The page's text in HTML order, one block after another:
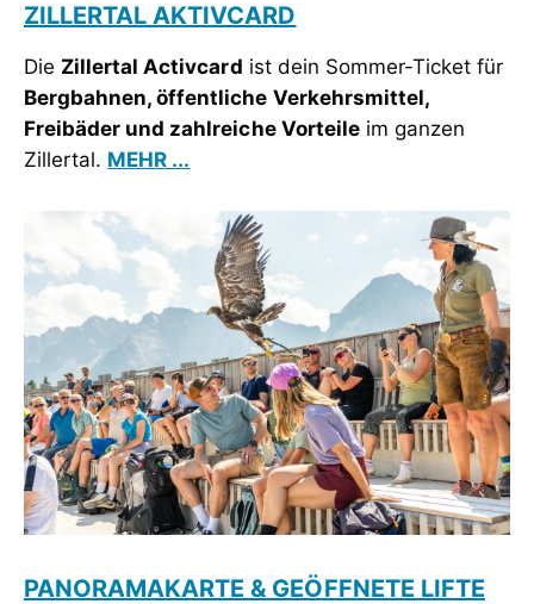
ZILLERTAL AKTIVCARD
Die Zillertal Activcard ist dein Sommer-Ticket für
Bergbahnen, öffentliche Verkehrsmittel,
Freibäder und zahlreiche Vorteileim ganzen
Zillertal. MEHR ...
PANORAMAKARTE & GEÖFFNETE LIFTE